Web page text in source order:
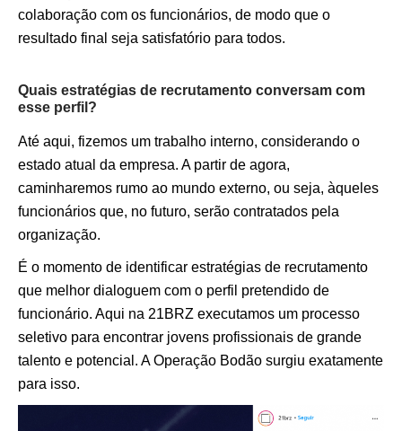
colaboração com os funcionários, de modo que o
resultado final seja satisfatório para todos.
Quais estratégias de recrutamento conversam com
esse perfil?
Até aqui, fizemos um trabalho interno, considerando o
estado atual da empresa. A partir de agora,
caminharemos rumo ao mundo externo, ou seja, àqueles
funcionários que, no futuro, serão contratados pela
organização.
É o momento de identificar estratégias de recrutamento
que melhor dialoguem com o perfil pretendido de
funcionário. Aqui na 21BRZ executamos um processo
seletivo para encontrar jovens profissionais de grande
talento e potencial. A Operação Bodão surgiu exatamente
para isso.